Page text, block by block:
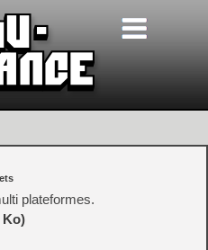
plateformes.
Ko)